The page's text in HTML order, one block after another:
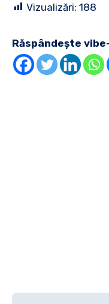
Vizualizări: 188
Răspândește